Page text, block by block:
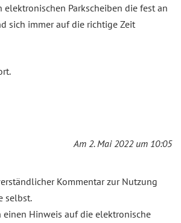
elektronischen Parkscheiben die fest an
sich immer auf die richtige Zeit
Am 2. Mai 2022 um 10:05
Kommentar zur Nutzung
selbst.
einen Hinweis auf die elektronische